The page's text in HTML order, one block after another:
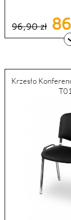
Cena
96,90 zł 86
Krzesło